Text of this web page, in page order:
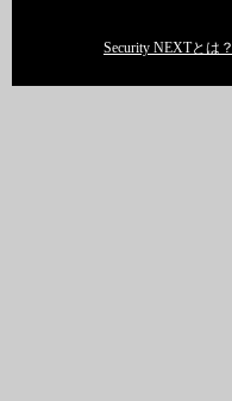
Security NEXTとは？